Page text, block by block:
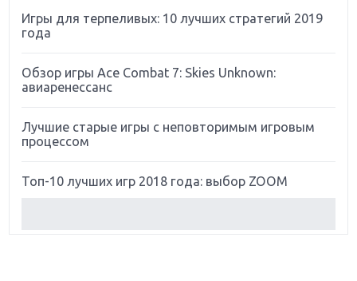
Игры для терпеливых: 10 лучших стратегий 2019
года
Обзор игры Ace Combat 7: Skies Unknown:
авиаренессанс
Лучшие старые игры с неповторимым игровым
процессом
Топ-10 лучших игр 2018 года: выбор ZOOM